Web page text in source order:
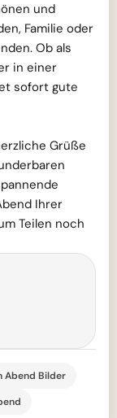
und
Familie oder
Ob als
in einer
sofort gute
Grüße
Ihrer
Teilen noch
Abend Bilder